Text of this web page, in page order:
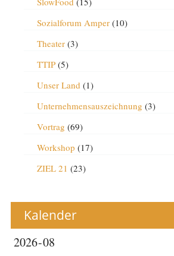
Sozialforum Amper(10)
Theater(3)
TTIP(5)
Unser Land (1)
Unternehmensauszeichnung (3)
Vortrag (69)
Workshop (17)
ZIEL 21 (23)
Kalender